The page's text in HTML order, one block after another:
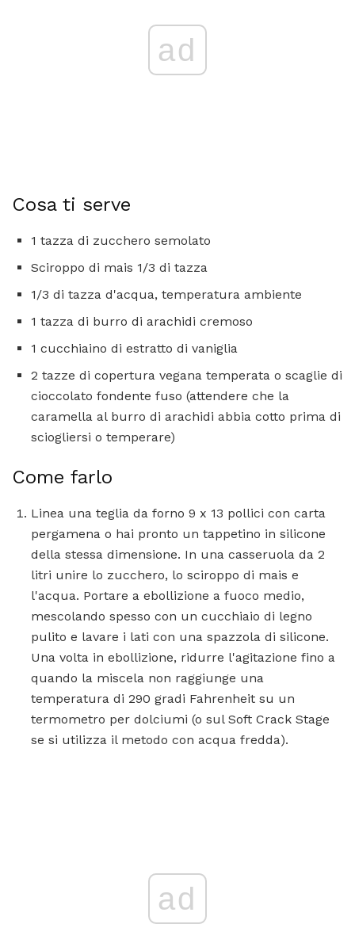
ad
Cosa ti serve
1 tazza di zucchero semolato
Sciroppo di mais 1/3 di tazza
1/3 di tazza d'acqua, temperatura ambiente
1 tazza di burro di arachidi cremoso
1 cucchiaino di estratto di vaniglia
2 tazze di copertura vegana temperata o scaglie di
cioccolato fondente fuso (attendere che la
caramella al burro di arachidi abbia cotto prima di
sciogliersi o temperare)
Come farlo
Linea una teglia da forno 9 x 13 pollici con carta
pergamena o hai pronto un tappetino in silicone
della stessa dimensione. In una casseruola da 2
litri unire lo zucchero, lo sciroppo di mais e
l'acqua. Portare a ebollizione a fuoco medio,
mescolando spesso con un cucchiaio di legno
pulito e lavare i lati con una spazzola di silicone.
Una volta in ebollizione, ridurre l'agitazione fino a
quando la miscela non raggiunge una
temperatura di 290 gradi Fahrenheit su un
termometro per dolciumi (o sul Soft Crack Stage
se si utilizza il metodo con acqua fredda).
ad